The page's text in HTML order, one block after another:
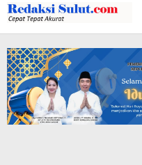
Lewati
ke
konten